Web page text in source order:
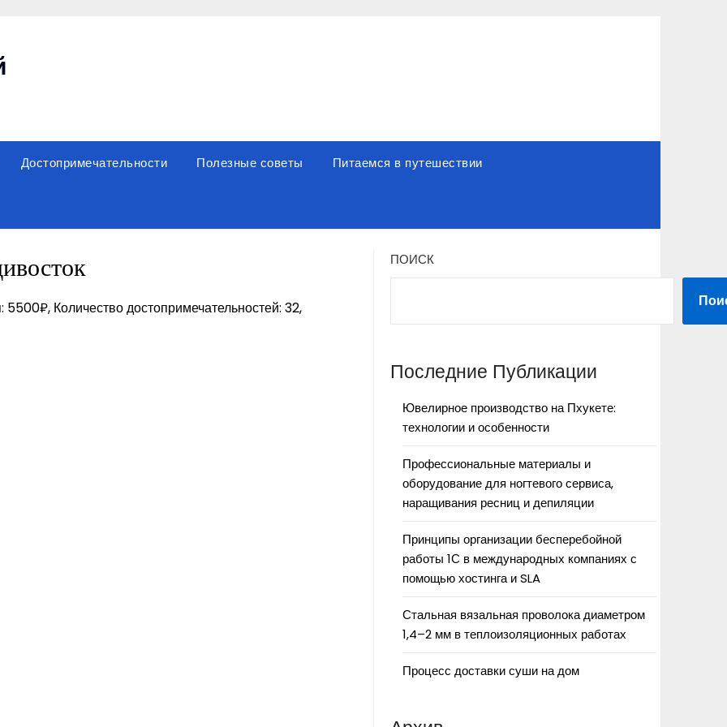
Достопримечательности Полезные советы Питаемся в путешествии
Количество достопримечательностей: 32,
ПОИСК
Последние Публикации
Ювелирное производство на Пхукете:
технологии и особенности
Профессиональные материалы и
оборудование для ногтевого сервиса,
наращивания ресниц и депиляции
Принципы организации бесперебойной
работы 1С в международных компаниях с
помощью хостинга и SLA
Стальная вязальная проволока диаметром
1,4–2 мм в теплоизоляционных работах
Процесс доставки суши на дом